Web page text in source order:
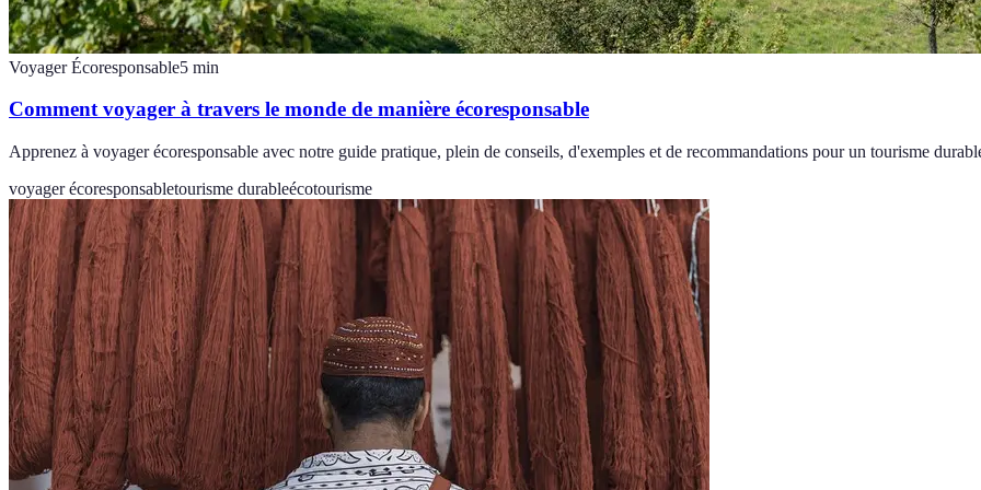
Voyager Écoresponsable5 min
Comment voyager à travers le monde de manière écoresponsable
Apprenez à voyager écoresponsable avec notre guide pratique, plein de conseils, d'exemples et de recommandations pour un tourisme
voyager écoresponsabletourisme durableécotourisme